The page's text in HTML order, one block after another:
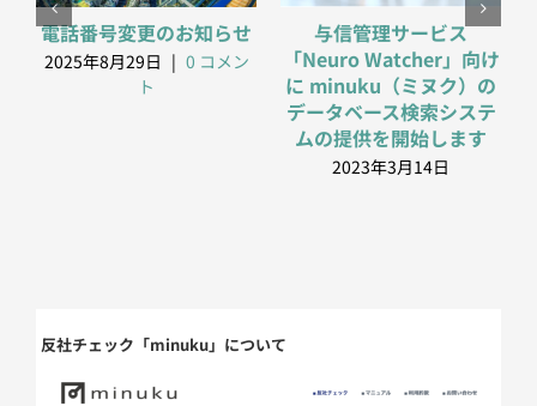
電話番号変更のお知らせ
2025年8月29日 | 0 コメン
ト
与信管理サービス
「Neuro Watcher」向け
に minuku（ミヌク）の
データベース検索システ
ムの提供を開始します
2023年3月14日
反社チェック「minuku」について